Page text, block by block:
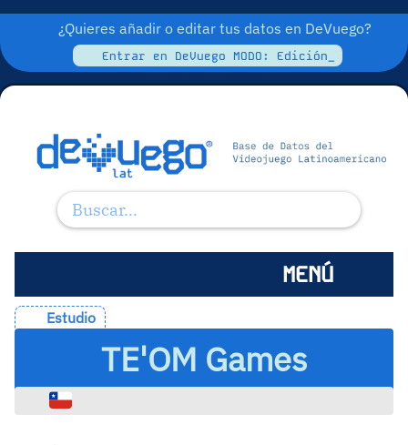
¿Quieres añadir o editar tus datos en DeVuego?
Entrar en DeVuego MODO: Edición_
MENÚ
Estudio
TE'OM Games